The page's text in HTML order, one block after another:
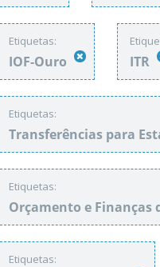
Etiquetas:
IOF-Ouro ITR
Etiquetas:
Transferências para
Etiquetas:
Orçamento e Finanças
Etiquetas: